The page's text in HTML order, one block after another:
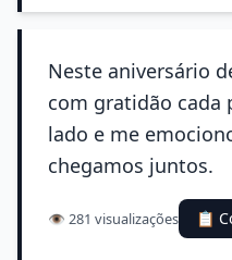
Neste aniversário
com gratidão cada
lado e me
chegamos juntos.
👁️ 281 visualizações 📋